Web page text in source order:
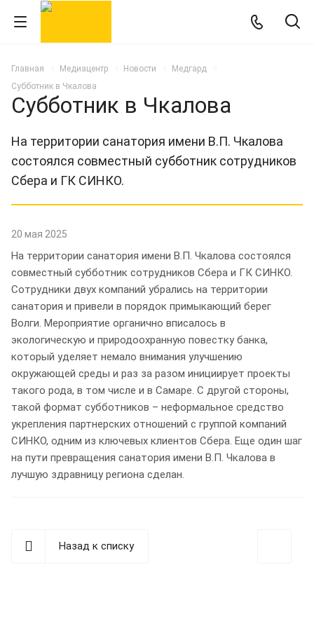
Главная Медиацентр Новости
Медгард
Субботник в Чкалова
Субботник в Чкалова
На территории санатория имени В.П. Чкалова
состоялся совместный субботник сотрудников
Сбера и ГК СИНКО.
20 мая 2025
На территории санатория имени В.П. Чкалова состоялся
совместный субботник сотрудников Сбера и ГК СИНКО.
Сотрудники двух компаний убрались на территории
санатория и привели в порядок примыкающий берег
Волги. Мероприятие органично вписалось в
экологическую и природоохранную повестку банка,
который уделяет немало внимания улучшению
окружающей среды и раз за разом инициирует проекты
такого рода, в том числе и в Самаре. С другой стороны,
такой формат субботников – неформальное средство
укрепления партнерских отношений с группой компаний
СИНКО, одним из ключевых клиентов Сбера. Еще один шаг
на пути превращения санатория имени В.П. Чкалова в
лучшую здравницу региона сделан.
Назад к списку